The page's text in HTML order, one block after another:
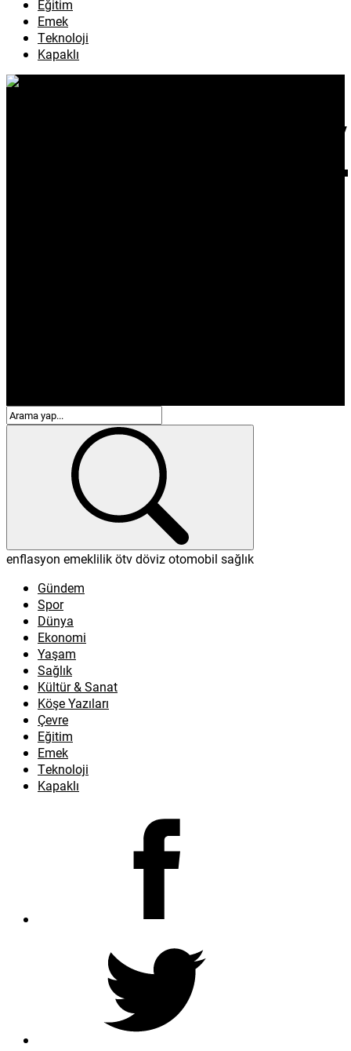
Eğitim
Emek
Teknoloji
Kapaklı
enflasyon emeklilikötvdövizotomobil sağlık
Gündem
Spor
Dünya
Ekonomi
Yaşam
Sağlık
Kültür & Sanat
Köşe Yazıları
Çevre
Eğitim
Emek
Teknoloji
Kapaklı